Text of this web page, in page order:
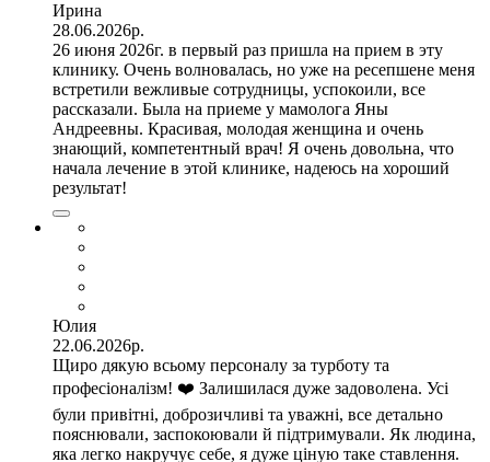
Ирина
28.06.2026р.
26 июня 2026г. в первый раз пришла на прием в эту
клинику. Очень волновалась, но уже на ресепшене меня
встретили вежливые сотрудницы, успокоили, все
рассказали. Была на приеме у мамолога Яны
Андреевны. Красивая, молодая женщина и очень
знающий, компетентный врач! Я очень довольна, что
начала лечение в этой клинике, надеюсь на хороший
результат!
Юлия
22.06.2026р.
Щиро дякую всьому персоналу за турботу та
професіоналізм! ❤️ Залишилася дуже задоволена. Усі
були привітні, доброзичливі та уважні, все детально
пояснювали, заспокоювали й підтримували. Як людина,
яка легко накручує себе, я дуже ціную таке ставлення.